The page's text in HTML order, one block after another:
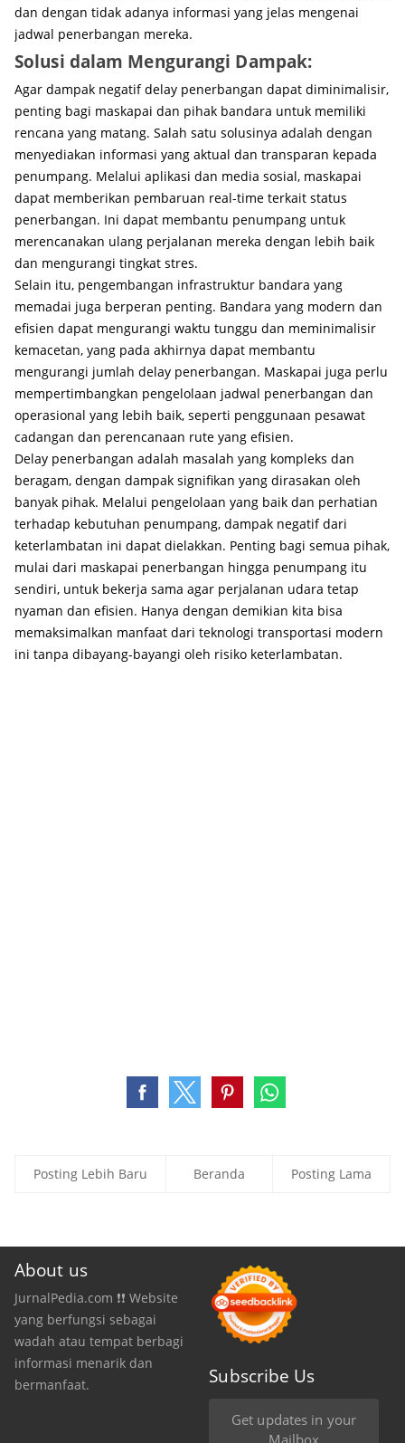
dan dengan tidak adanya informasi yang jelas mengenai
jadwal penerbangan mereka.
Solusi dalam Mengurangi Dampak:
Agar dampak negatif delay penerbangan dapat diminimalisir,
penting bagi maskapai dan pihak bandara untuk memiliki
rencana yang matang. Salah satu solusinya adalah dengan
menyediakan informasi yang aktual dan transparan kepada
penumpang. Melalui aplikasi dan media sosial, maskapai
dapat memberikan pembaruan real-time terkait status
penerbangan. Ini dapat membantu penumpang untuk
merencanakan ulang perjalanan mereka dengan lebih baik
dan mengurangi tingkat stres.
Selain itu, pengembangan infrastruktur bandara yang
memadai juga berperan penting. Bandara yang modern dan
efisien dapat mengurangi waktu tunggu dan meminimalisir
kemacetan, yang pada akhirnya dapat membantu
mengurangi jumlah delay penerbangan. Maskapai juga perlu
mempertimbangkan pengelolaan jadwal penerbangan dan
operasional yang lebih baik, seperti penggunaan pesawat
cadangan dan perencanaan rute yang efisien.
Delay penerbangan adalah masalah yang kompleks dan
beragam, dengan dampak signifikan yang dirasakan oleh
banyak pihak. Melalui pengelolaan yang baik dan perhatian
terhadap kebutuhan penumpang, dampak negatif dari
keterlambatan ini dapat dielakkan. Penting bagi semua pihak,
mulai dari maskapai penerbangan hingga penumpang itu
sendiri, untuk bekerja sama agar perjalanan udara tetap
nyaman dan efisien. Hanya dengan demikian kita bisa
memaksimalkan manfaat dari teknologi transportasi modern
ini tanpa dibayang-bayangi oleh risiko keterlambatan.
Posting Lebih Baru Posting Lama
Beranda
About us
JurnalPedia.com ❗❗ Website
yang berfungsi sebagai
wadah atau tempat berbagi
informasi menarik dan
bermanfaat.
Subscribe Us
Get updates in your
Mailbox